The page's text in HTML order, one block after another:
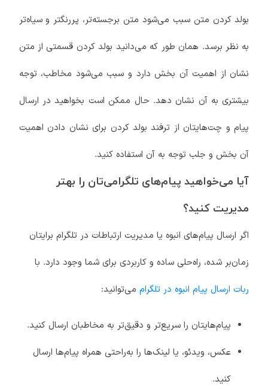
بولد کردن متن سبب می‌شود متن برجسته‌تر، پررنگتر و سیاه‌تر
به نظر برسد. همان طور که می‌دانید بولد کردن قسمتی از متن
نشان از اهمیت آن بخش دارد و سبب می‌شود مخاطب، توجه
بیشتری به آن نشان دهد. حال ممکن است بخواهید در ارسال
پیام و چت‌هایتان از ترفند بولد کردن برای نشان دادن اهمیت
آن بخش و جلب توجه به آن استفاده کنید.
آیا می‌خواهید پیام‌های تلگرامی‌تان را بهتر
مدیریت کنید؟
اگر ارسال پیام‌های انبوه یا مدیریت ارتباطات در تلگرام برایتان
زمان‌بر شده، راه‌حلی ساده و کاربردی برای شما وجود دارد. با
ربات ارسال پیام انبوه در تلگراممی‌توانید:
پیام‌هایتان را سریع‌تر و دقیق‌تر به مخاطبان ارسال کنید.
عکس، ویدئو، یا لینک‌ها را به‌راحتی همراه پیام‌ها ارسال
کنید.